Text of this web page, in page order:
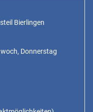
Bierlingen
Donnerstag